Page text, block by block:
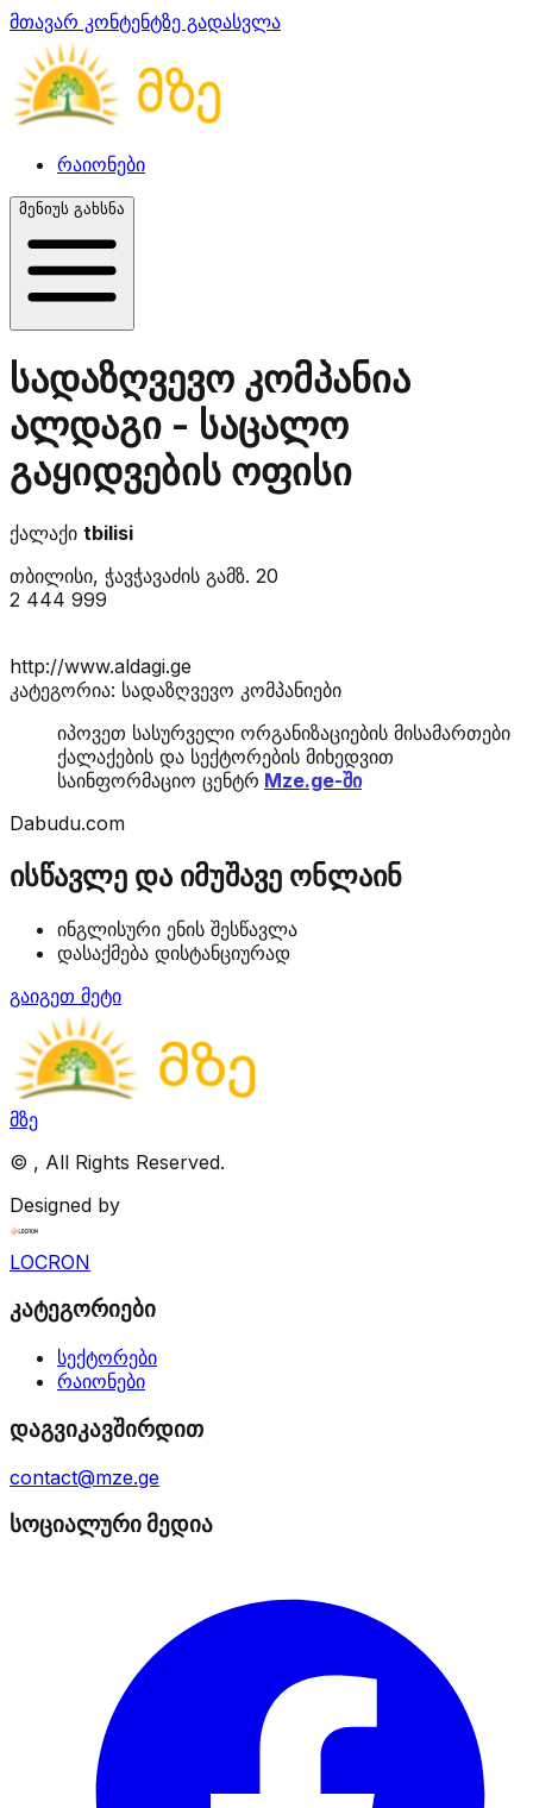
მთავარ კონტენტზე გადასვლა
რაიონები
მენიუს გახსნა
სადაზღვევო კომპანია
ალდაგი - საცალო
გაყიდვების ოფისი
ქალაქი tbilisi
თბილისი, ჭავჭავაძის გამზ. 20
2 444 999
http://www.aldagi.ge
კატეგორია: სადაზღვევო კომპანიები
იპოვეთ სასურველი ორგანიზაციების მისამართები
ქალაქების და სექტორების მიხედვით
საინფორმაციო ცენტრ Mze.ge-ში
Dabudu.com
ისწავლე და იმუშავე ონლაინ
ინგლისური ენის შესწავლა
დასაქმება დისტანციურად
გაიგეთ მეტი
მზე
© , All Rights Reserved.
Designed by
LOCRON
კატეგორიები
სექტორები
რაიონები
დაგვიკავშირდით
contact@mze.ge
სოციალური მედია